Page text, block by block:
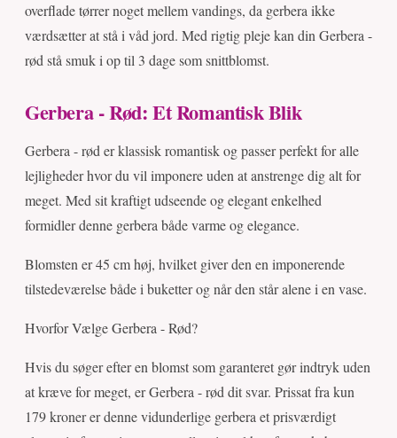
overflade tørrer noget mellem vandings, da gerbera ikke
værdsætter at stå i våd jord. Med rigtig pleje kan din Gerbera -
rød stå smuk i op til 3 dage som snittblomst.
Gerbera - Rød: Et Romantisk Blik
Gerbera - rød er klassisk romantisk og passer perfekt for alle
lejligheder hvor du vil imponere uden at anstrenge dig alt for
meget. Med sit kraftigt udseende og elegant enkelhed
formidler denne gerbera både varme og elegance.
Blomsten er 45 cm høj, hvilket giver den en imponerende
tilstedeværelse både i buketter og når den står alene i en vase.
Hvorfor Vælge Gerbera - Rød?
Hvis du søger efter en blomst som garanteret gør indtryk uden
at kræve for meget, er Gerbera - rød dit svar. Prissat fra kun
179 kroner er denne vidunderlige gerbera et prisværdigt